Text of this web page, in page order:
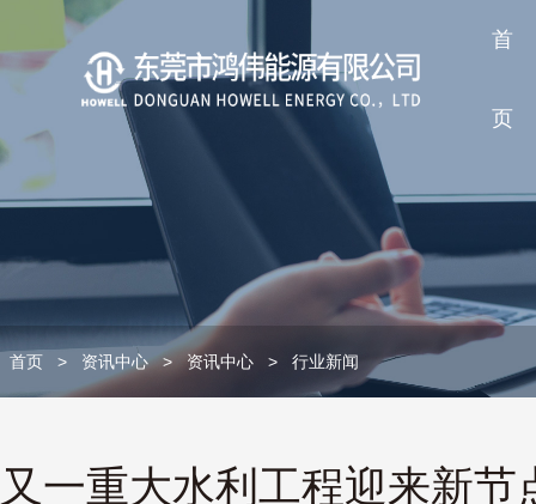
首
页
首页 > 资讯中心 > 资讯中心 > 行业新闻
又一重大水利工程迎来新